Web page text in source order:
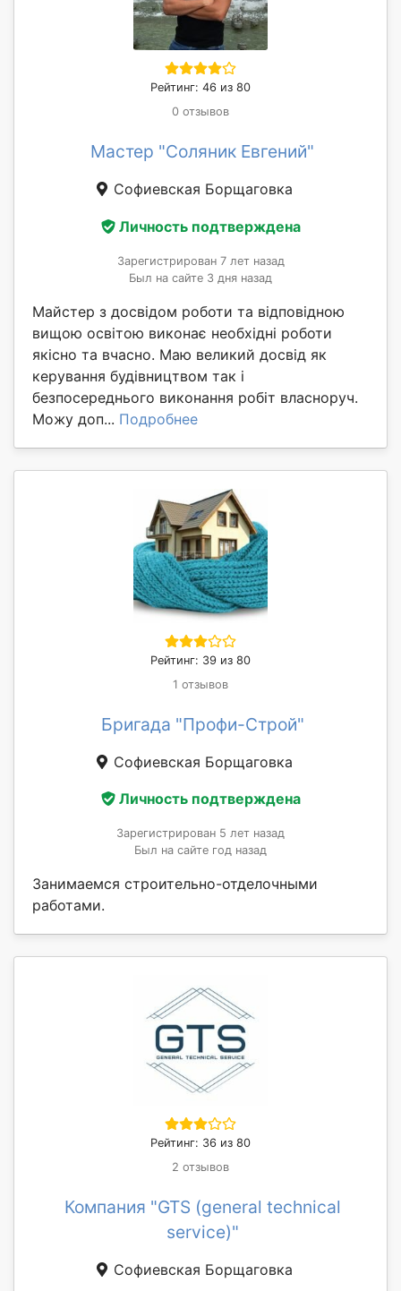
Рейтинг: 46 из 80
0 отзывов
Мастер "Соляник Евгений"
Софиевская Борщаговка
Личность подтверждена
Зарегистрирован 7 лет назад
Был на сайте 3 дня назад
Майстер з досвідом роботи та відповідною
вищою освітою виконає необхідні роботи
якісно та вчасно. Маю великий досвід як
керування будівництвом так і
безпосереднього виконання робіт власноруч.
Можу доп... Подробнее
Рейтинг: 39 из 80
1 отзывов
Бригада "Профи-Строй"
Софиевская Борщаговка
Личность подтверждена
Зарегистрирован 5 лет назад
Был на сайте год назад
Занимаемся строительно-отделочными
работами.
Рейтинг: 36 из 80
2 отзывов
Компания "GTS (general technical
service)"
Софиевская Борщаговка